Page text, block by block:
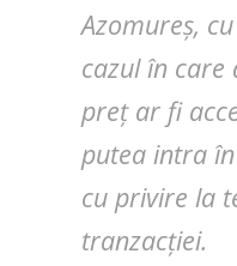
Azomureș,
cazul în care
preț ar fi
putea intra
cu privire la
tranzacției.